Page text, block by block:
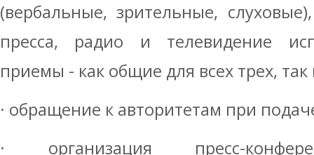
(вербальные, зрительные,
пресса, радио и телевидение
приемы - как общие для всех трех,
· обращение к авторитетам при
· организация пресс-